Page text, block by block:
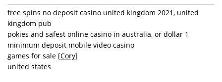
free spins no deposit casino united kingdom 2021, united
kingdom pub
pokies and safest online casino in australia, or dollar 1
minimum deposit mobile video casino
games for sale [Cory]
united states